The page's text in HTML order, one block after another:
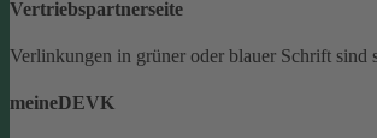
Vertriebspartnerseite
Verlinkungen in grüner oder blauer Schrift sind
meineDEVK